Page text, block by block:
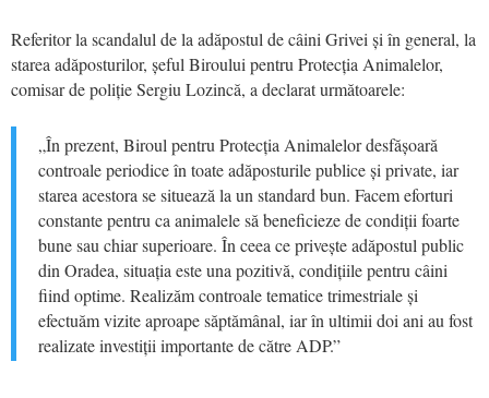
Referitor la scandalul de la adăpostul de câini Grivei și în general, la
starea adăposturilor, șeful Biroului pentru Protecția Animalelor,
comisar de poliție Sergiu Lozincă, a declarat următoarele:
„În prezent, Biroul pentru Protecția Animalelor desfășoară
controale periodice în toate adăposturile publice și private, iar
starea acestora se situează la un standard bun. Facem eforturi
constante pentru ca animalele să beneficieze de condiții foarte
bune sau chiar superioare. În ceea ce privește adăpostul public
din Oradea, situația este una pozitivă, condițiile pentru câini
fiind optime. Realizăm controale tematice trimestriale și
efectuăm vizite aproape săptămânal, iar în ultimii doi ani au fost
realizate investiții importante de către ADP.”